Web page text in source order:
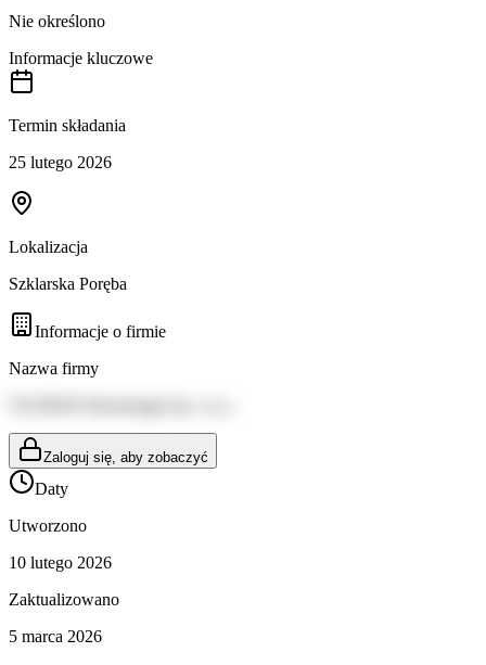
Nie określono
Informacje kluczowe
Termin składania
25 lutego 2026
Lokalizacja
Szklarska Poręba
Informacje o firmie
Nazwa firmy
Zaloguj się, aby zobaczyć
Daty
Utworzono
10 lutego 2026
Zaktualizowano
5 marca 2026